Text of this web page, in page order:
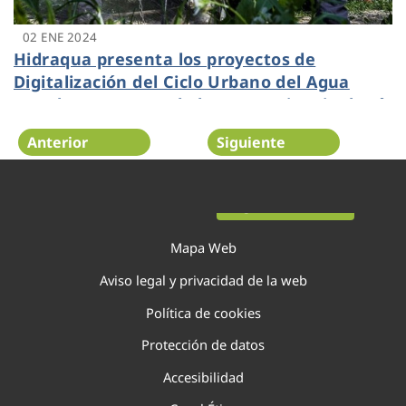
02 ENE 2024
Hidraqua presenta los proyectos de
Digitalización del Ciclo Urbano del Agua
para las comarcas de la Vega Baja, Vinalopó
y L’Alacantí
Anterior Siguiente
Mapa Web
Aviso legal y privacidad de la web
Política de cookies
Protección de datos
Accesibilidad